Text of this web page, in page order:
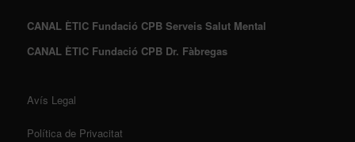
CANAL ÈTIC Fundació CPB Serveis Salut Mental
CANAL ÈTIC Fundació CPB Dr. Fàbregas
Avís Legal
Política de Privacitat